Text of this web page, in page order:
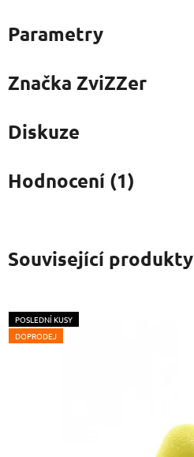
Parametry
Značka ZviZZer
Diskuze
Hodnocení (1)
Související produkty
POSLEDNÍ KUSY
DOPRODEJ